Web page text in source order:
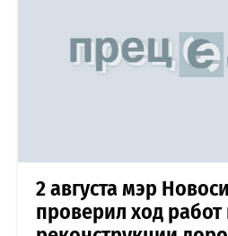
2 августа мэр
проверил ход